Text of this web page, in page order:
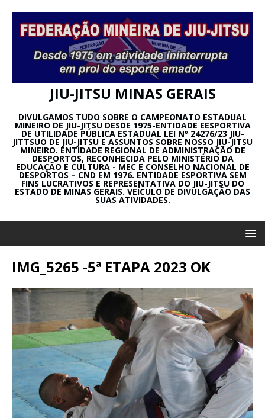
JIU-JITSU MINAS GERAIS
DIVULGAMOS TUDO SOBRE O CAMPEONATO ESTADUAL
MINEIRO DE JIU-JITSU DESDE 1975-ENTIDADE EESPORTIVA
DE UTILIDADE PÚBLICA ESTADUAL LEI Nº 24276/23 JIU-
JITTSUO DE JIU-JITSU E ASSUNTOS SOBRE NOSSO JIU-JITSU
MINEIRO. ENTIDADE REGIONAL DE ADMINISTRAÇÃO DE
DESPORTOS, RECONHECIDA PELO MINISTÉRIO DA
EDUCAÇÃO E CULTURA - MEC E CONSELHO NACIONAL DE
DESPORTOS – CND EM 1976. ENTIDADE ESPORTIVA SEM
FINS LUCRATIVOS E REPRESENTATIVA DO JIU-JITSU DO
ESTADO DE MINAS GERAIS. VEÍCULO DE DIVULGAÇÃO DAS
SUAS ATIVIDADES.
IMG_5265 -5ª ETAPA 2023 OK